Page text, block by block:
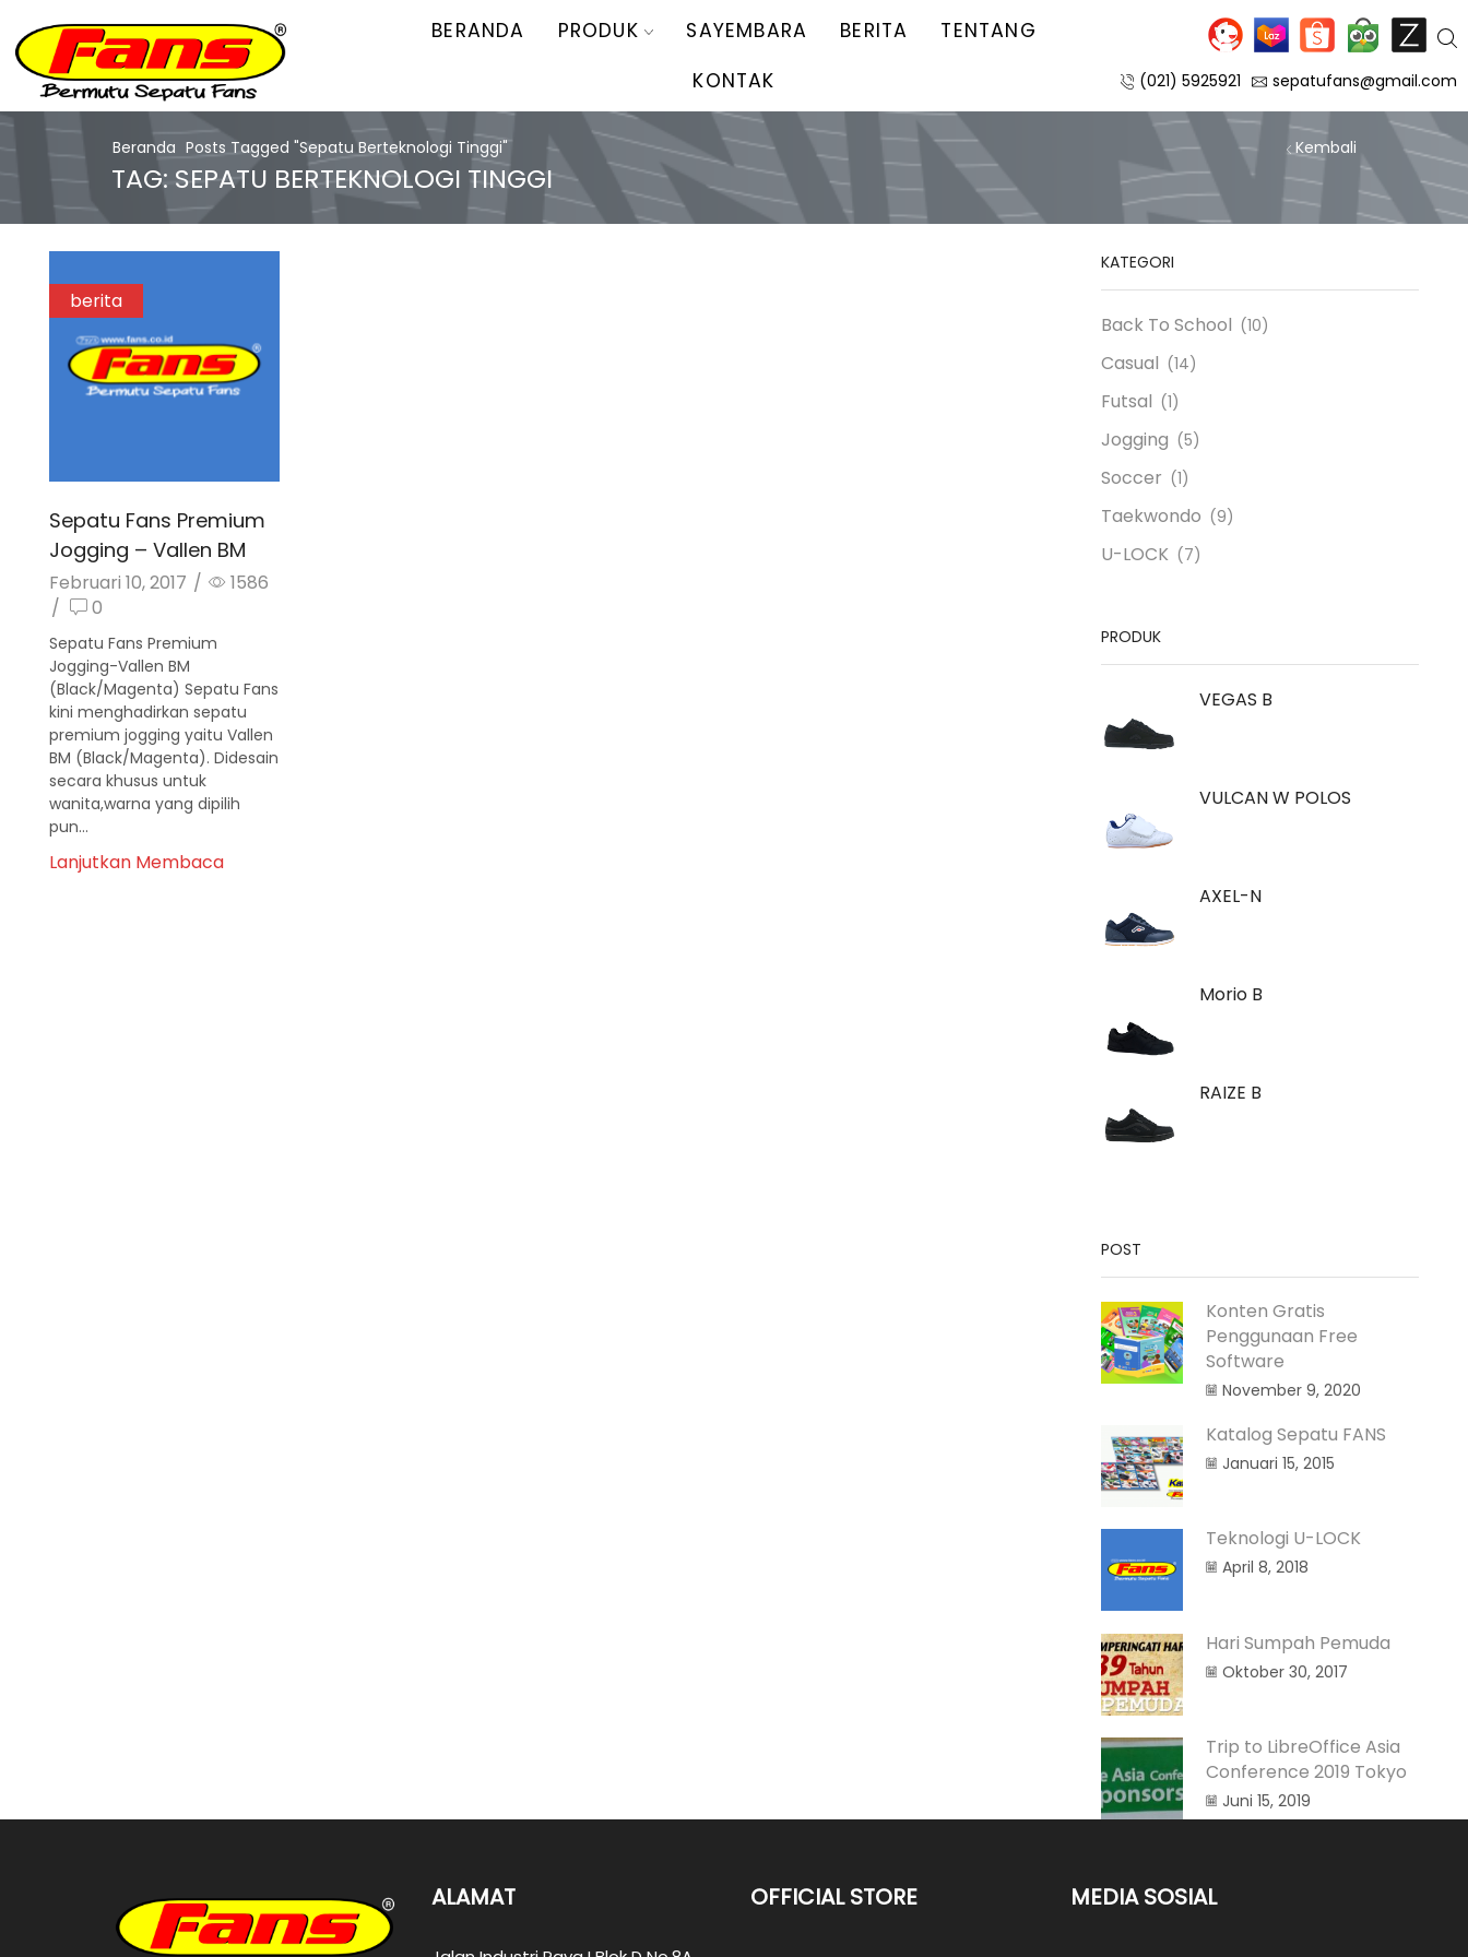
BERANDA PRODUK SAYEMBARA BERITA
TENTANG
KONTAK
(021) 5925921 sepatufans@gmail.com
Kembali
Beranda Posts Tagged "sepatu Berteknologi Tinggi"
TAG: SEPATU BERTEKNOLOGI TINGGI
berita
Sepatu Fans Premium
Jogging – Vallen BM
Februari 10, 2017 /
1586
/
0
Sepatu Fans Premium
Jogging-Vallen BM
(Black/Magenta) Sepatu Fans
kini menghadirkan sepatu
premium jogging yaitu Vallen
BM (Black/Magenta). Didesain
secara khusus untuk
wanita,warna yang dipilih
pun...
Lanjutkan Membaca
KATEGORI
Back To School (10)
Casual (14)
Futsal (1)
Jogging (5)
Soccer (1)
Taekwondo (9)
U-LOCK (7)
PRODUK
VEGAS B
VULCAN W POLOS
AXEL-N
Morio B
RAIZE B
POST
Konten Gratis
Penggunaan Free
Software
November 9, 2020
Katalog Sepatu FANS
Januari 15, 2015
Teknologi U-LOCK
April 8, 2018
Hari Sumpah Pemuda
Oktober 30, 2017
Trip to LibreOffice Asia
Conference 2019 Tokyo
Juni 15, 2019
ALAMAT OFFICIAL STORE MEDIA SOSIAL